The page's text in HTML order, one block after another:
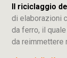
Il riciclaggio
di elaborazioni
da ferro, il
da reimmettere